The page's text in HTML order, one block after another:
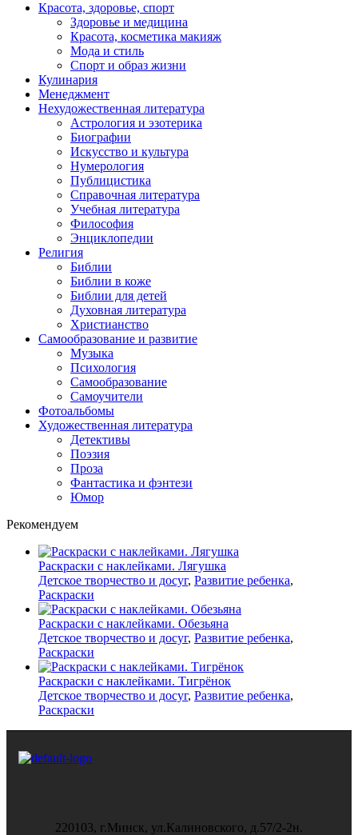
Красота, здоровье, спорт
Здоровье и медицина
Красота, косметика макияж
Мода и стиль
Спорт и образ жизни
Кулинария
Менеджмент
Нехудожественная литература
Астрология и эзотерика
Биографии
Искусство и культура
Нумерология
Публицистика
Справочная литература
Учебная литература
Философия
Энциклопедии
Религия
Библии
Библии в коже
Библии для детей
Духовная литература
Христианство
Самообразование и развитие
Музыка
Психология
Самообразование
Самоучители
Фотоальбомы
Художественная литература
Детективы
Поэзия
Проза
Фантастика и фэнтези
Юмор
Рекомендуем
Раскраски с наклейками. Лягушка
Детское творчество и досуг, Развитие ребенка,
Раскраски
Раскраски с наклейками. Обезьяна
Детское творчество и досуг, Развитие ребенка,
Раскраски
Раскраски с наклейками. Тигрёнок
Детское творчество и досуг, Развитие ребенка,
Раскраски
220103, г.Минск, ул.Калиновского, д.57/2-2н.